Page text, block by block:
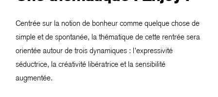
Centrée sur la notion de bonheur comme quelque chose de
simple et de spontanée, la thématique de cette rentrée sera
orientée autour de trois dynamiques : l’expressivité
séductrice, la créativité libératrice et la sensibilité
augmentée.